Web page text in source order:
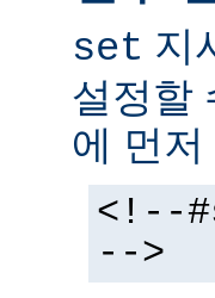
set 지
설정할
에 먼
<!--
-->